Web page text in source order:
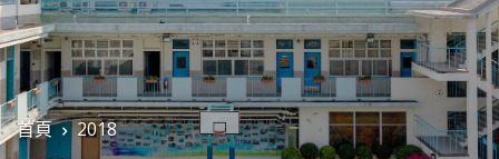
首頁 2018